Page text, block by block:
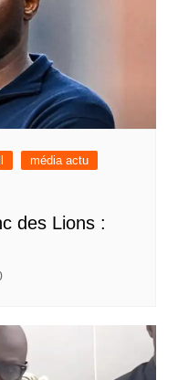
média actu
des Lions :